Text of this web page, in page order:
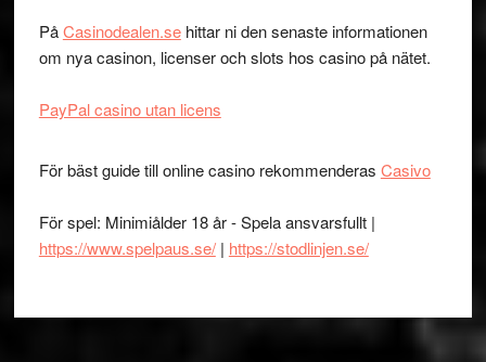
PåCasinodealen.sehittar ni den senaste informationen
om nya casinon, licenser och slots hos casino på nätet.
PayPal casino utan licens
För bäst guide till online casino rekommenderas Casivo
För spel: Minimiålder 18 år - Spela ansvarsfullt |
https://www.spelpaus.se/| https://stodlinjen.se/